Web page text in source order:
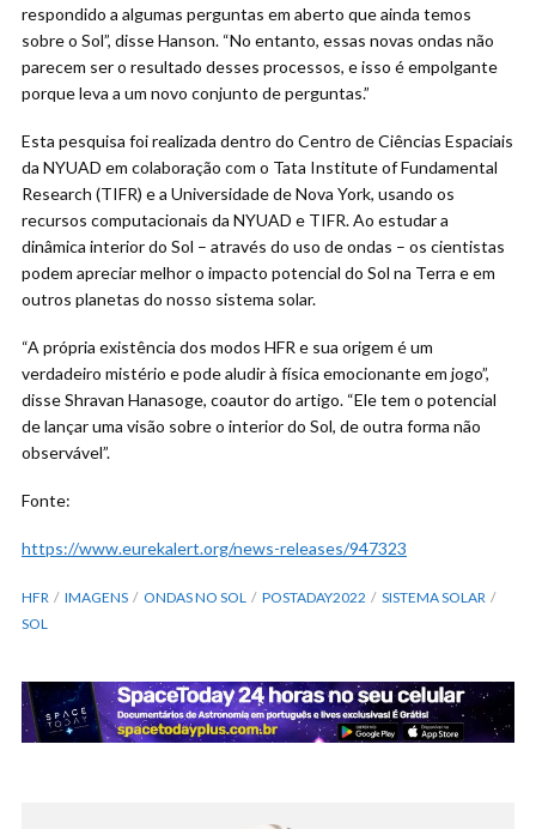
respondido a algumas perguntas em aberto que ainda temos
sobre o Sol”, disse Hanson. “No entanto, essas novas ondas não
parecem ser o resultado desses processos, e isso é empolgante
porque leva a um novo conjunto de perguntas.”
Esta pesquisa foi realizada dentro do Centro de Ciências Espaciais
da NYUAD em colaboração com o Tata Institute of Fundamental
Research (TIFR) e a Universidade de Nova York, usando os
recursos computacionais da NYUAD e TIFR. Ao estudar a
dinâmica interior do Sol – através do uso de ondas – os cientistas
podem apreciar melhor o impacto potencial do Sol na Terra e em
outros planetas do nosso sistema solar.
“A própria existência dos modos HFR e sua origem é um
verdadeiro mistério e pode aludir à física emocionante em jogo”,
disse Shravan Hanasoge, coautor do artigo. “Ele tem o potencial
de lançar uma visão sobre o interior do Sol, de outra forma não
observável”.
Fonte:
https://www.eurekalert.org/news-releases/947323
HFR IMAGENS ONDAS NO SOL POSTADAY2022
SISTEMA SOLAR
SOL